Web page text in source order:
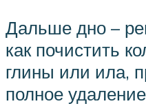
Дальше дно –
как почистить
глины или ила,
полное